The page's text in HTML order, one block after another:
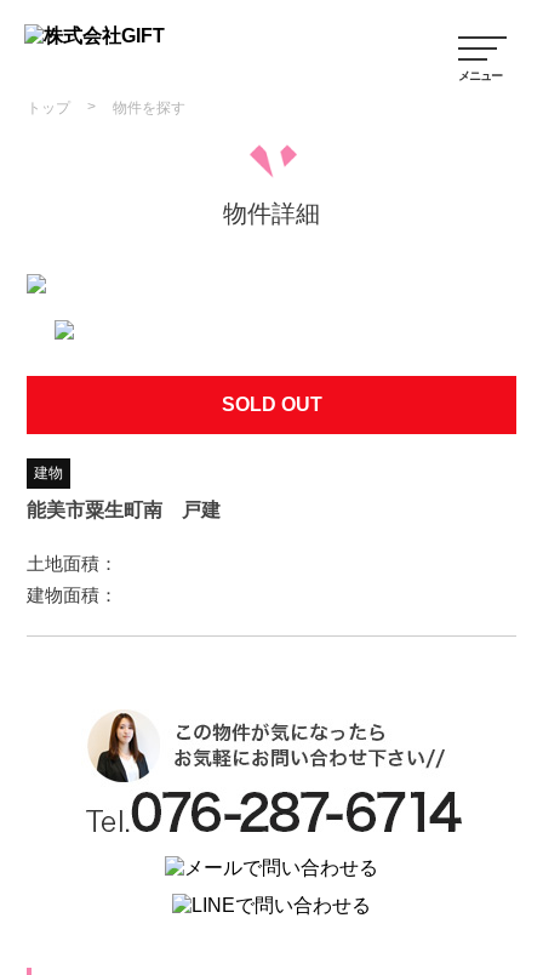
トップ > 物件を探す
物件詳細
SOLD OUT
建物
能美市粟生町南 戸建
土地面積：
建物面積：